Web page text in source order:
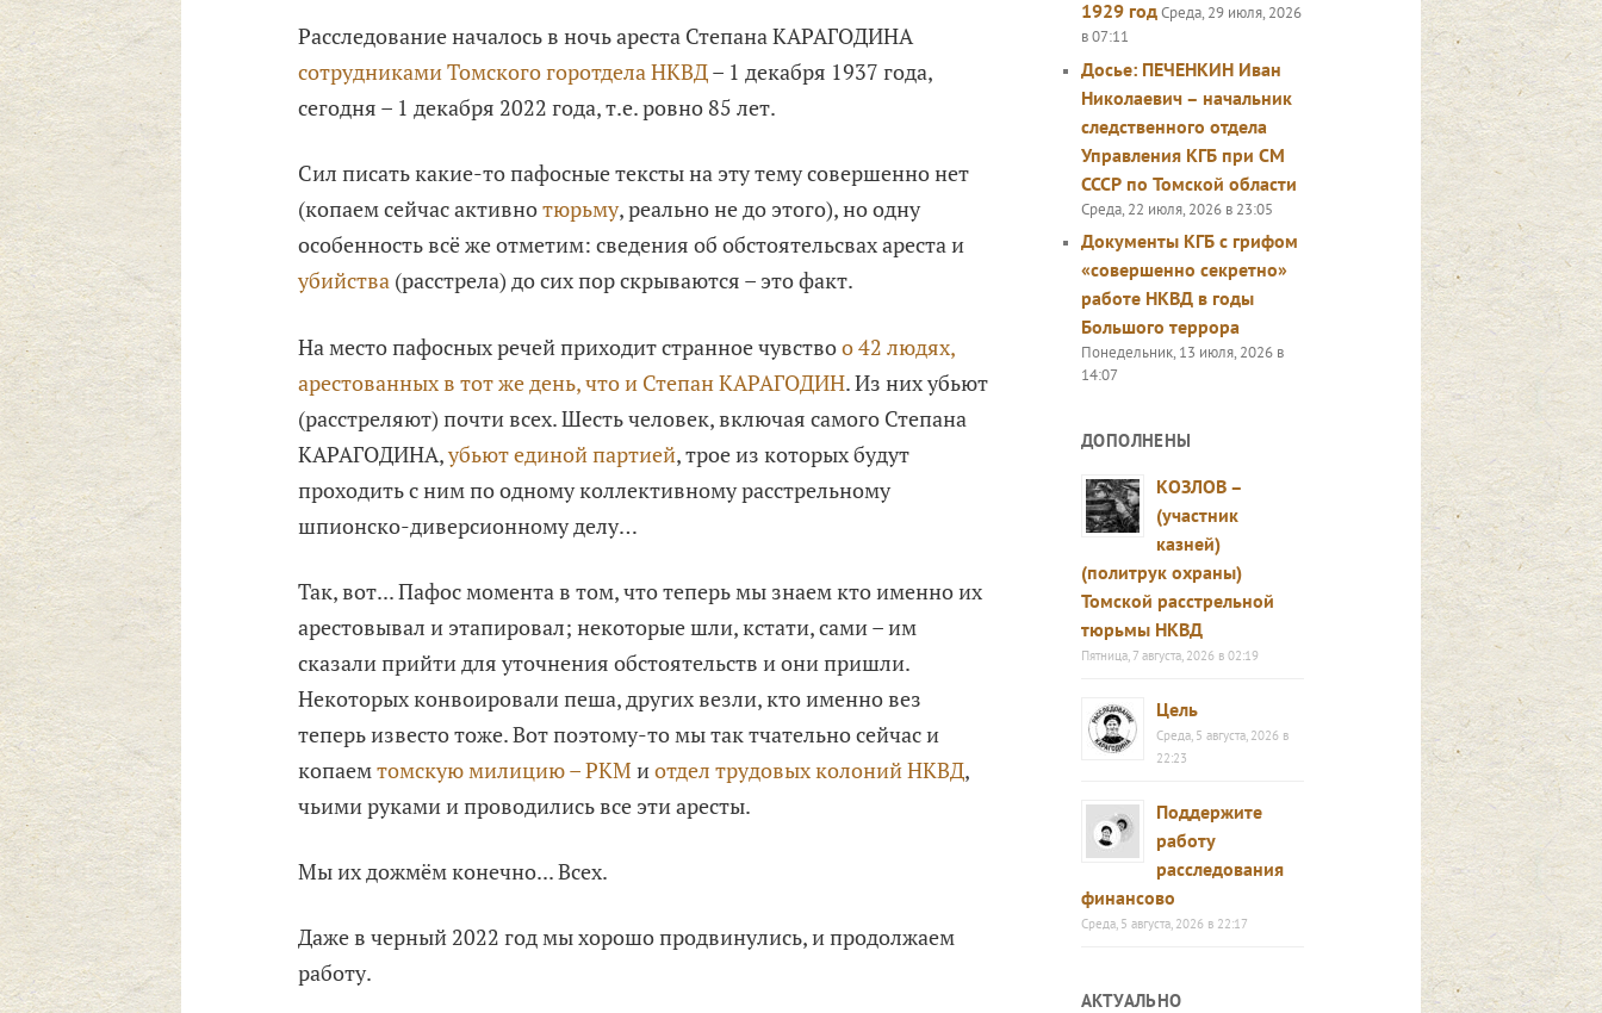
Расследование началось в ночь ареста Степана КАРАГОДИНА
сотрудниками Томского горотдела НКВД– 1 декабря 1937 года,
сегодня – 1 декабря 2022 года, т.е. ровно 85 лет.
Сил писать какие-то пафосные тексты на эту тему совершенно нет
(копаем сейчас активнотюрьму, реально не до этого), но одну
особенность всё же отметим: сведения об обстоятельсвах ареста и
убийства(расстрела) до сих пор скрываются – это факт.
На место пафосных речей приходит странное чувствоо 42 людях,
арестованных в тот же день, что и Степан КАРАГОДИН. Из них убьют
(расстреляют) почти всех. Шесть человек, включая самого Степана
КАРАГОДИНА,убьют единой партией, трое из которых будут
проходить с ним по одному коллективному расстрельному
шпионско-диверсионному делу…
Так, вот... Пафос момента в том, что теперь мы знаем кто именно их
арестовывал и этапировал; некоторые шли, кстати, сами – им
сказали прийти для уточнения обстоятельств и они пришли.
Некоторых конвоировали пеша, других везли, кто именно вез
теперь известо тоже. Вот поэтому-то мы так тчательно сейчас и
копаемтомскую милицию – РКМ иотдел трудовых колоний НКВД,
чьими руками и проводились все эти аресты.
Мы их дожмём конечно... Всех.
Даже в черный 2022 год мы хорошо продвинулись, и продолжаем
работу.
1929 годСреда, 29 июля, 2026
в 07:11
Досье: ПЕЧЕНКИН Иван
Николаевич – начальник
следственного отдела
Управления КГБ при СМ
СССР по Томской области
Среда, 22 июля, 2026 в 23:05
Документы КГБ с грифом
«совершенно секретно»
работе НКВД в годы
Большого террора
Понедельник, 13 июля, 2026 в
14:07
ДОПОЛНЕНЫ
КОЗЛОВ –
(участник
казней)
(политрук охраны)
Томской расстрельной
тюрьмы НКВД
Пятница, 7 августа, 2026 в 02:19
Цель
Среда, 5 августа, 2026 в
22:23
Поддержите
работу
расследования
финансово
Среда, 5 августа, 2026 в 22:17
АКТУАЛЬНО